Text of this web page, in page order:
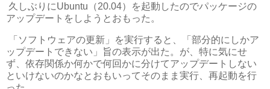
久しぶりにUbuntu（20.04）を起動したのでパッケージの
アップデートをしようとおもった。
「ソフトウェアの更新」を実行すると、「部分的にしかア
ップデートできない」旨の表示が出た。が、特に気にせ
ず、依存関係か何かで何回かに分けてアップデートしない
といけないのかなとおもいってそのまま実行、再起動を行